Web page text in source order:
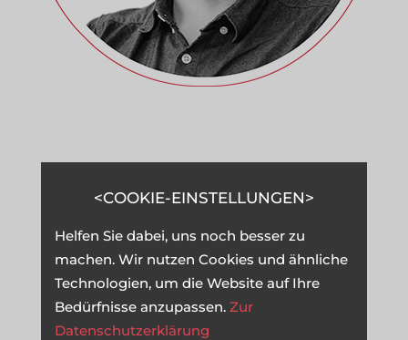
Stefan
Wienströer
---------------
hallo@a-coding-project.de
COOKIE-EINSTELLUNGEN
Helfen Sie dabei, uns noch besser zu
machen. Wir nutzen Cookies und ähnliche
Technologien, um die Website auf Ihre
Bedürfnisse anzupassen. Zur
Datenschutzerklärung